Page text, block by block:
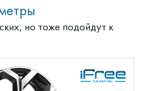
но тоже подойдут к